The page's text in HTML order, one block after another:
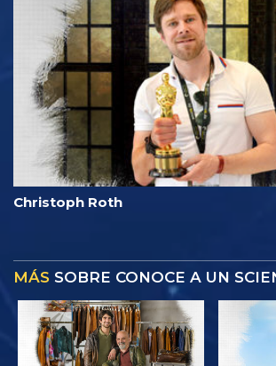
Christoph Roth
MÁS SOBRE CONOCE A UN